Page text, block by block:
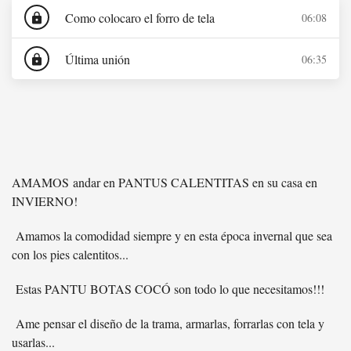
lock Como colocaro el forro de tela 06:08
lock Última unión 06:35
AMAMOS andar en PANTUS CALENTITAS en su casa en
INVIERNO!
Amamos la comodidad siempre y en esta época invernal que sea
con los pies calentitos...
Estas PANTU BOTAS COCÓ son todo lo que necesitamos!!!
Ame pensar el diseño de la trama, armarlas, forrarlas con tela y
usarlas...